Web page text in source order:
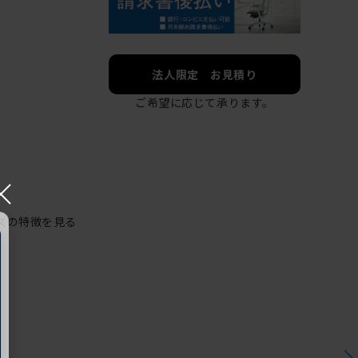
法人限定 お見積り
ご希望に応じて承ります。
の特徴を見る